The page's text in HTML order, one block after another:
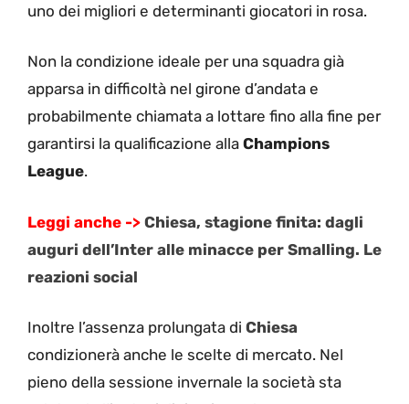
uno dei migliori e determinanti giocatori in rosa.
Non la condizione ideale per una squadra già
apparsa in difficoltà nel girone d’andata e
probabilmente chiamata a lottare fino alla fine per
garantirsi la qualificazione alla Champions
League.
Leggi anche -> Chiesa, stagione finita: dagli
auguri dell’Inter alle minacce per Smalling. Le
reazioni social
Inoltre l’assenza prolungata di Chiesa
condizionerà anche le scelte di mercato. Nel
pieno della sessione invernale la società sta